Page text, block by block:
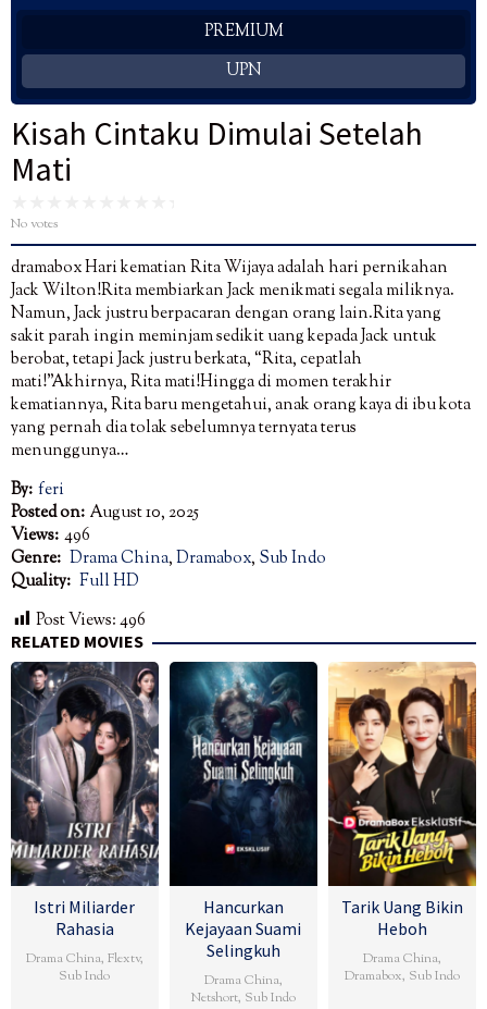
PREMIUM
UPN
Kisah Cintaku Dimulai Setelah
Mati
No votes
dramabox Hari kematian Rita Wijaya adalah hari pernikahan
Jack Wilton!Rita membiarkan Jack menikmati segala miliknya.
Namun, Jack justru berpacaran dengan orang lain.Rita yang
sakit parah ingin meminjam sedikit uang kepada Jack untuk
berobat, tetapi Jack justru berkata, “Rita, cepatlah
mati!”Akhirnya, Rita mati!Hingga di momen terakhir
kematiannya, Rita baru mengetahui, anak orang kaya di ibu kota
yang pernah dia tolak sebelumnya ternyata terus
menunggunya…
By: feri
Posted on: August 10, 2025
Views: 496
Genre: Drama China,Dramabox, Sub Indo
Quality: Full HD
Post Views:496
RELATED MOVIES
Istri Miliarder
Rahasia
Drama China, Flextv,
Sub Indo
Hancurkan
Kejayaan Suami
Selingkuh
Drama China,
Netshort, Sub Indo
Tarik Uang Bikin
Heboh
Drama China,
Dramabox, Sub Indo